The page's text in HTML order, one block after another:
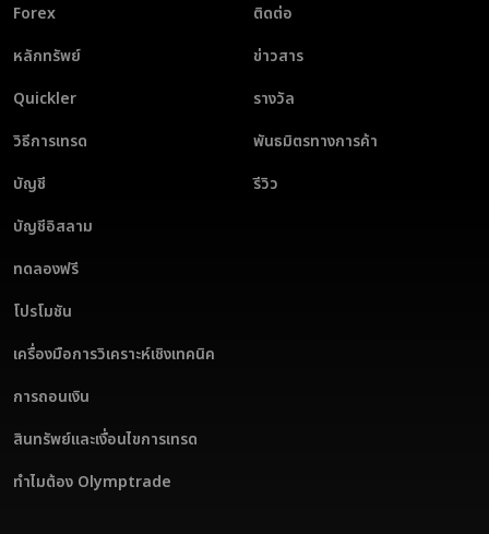
Forex
หลักทรัพย์
Quickler
วิธีการเทรด
บัญชี
บัญชีอิสลาม
ทดลองฟรี
โปรโมชัน
เครื่องมือการวิเคราะห์เชิงเทคนิค
การถอนเงิน
สินทรัพย์และเงื่อนไขการเทรด
ทำไมต้อง Olymptrade
ติดต่อ
ข่าวสาร
รางวัล
พันธมิตรทางการค้า
รีวิว